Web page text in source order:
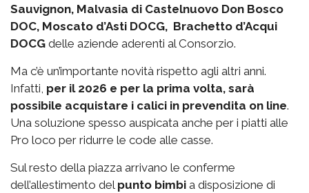
Sauvignon, Malvasia di Castelnuovo Don Bosco
DOC, Moscato d’Asti DOCG, Brachetto d’Acqui
DOCG delle aziende aderenti al Consorzio.
Ma c’è un’importante novità rispetto agli altri anni.
Infatti, per il 2026 e per la prima volta, sarà
possibile acquistare i calici in prevendita on line.
Una soluzione spesso auspicata anche per i piatti alle
Pro loco per ridurre le code alle casse.
Sul resto della piazza arrivano le conferme
dell’allestimento del punto bimbi a disposizione di